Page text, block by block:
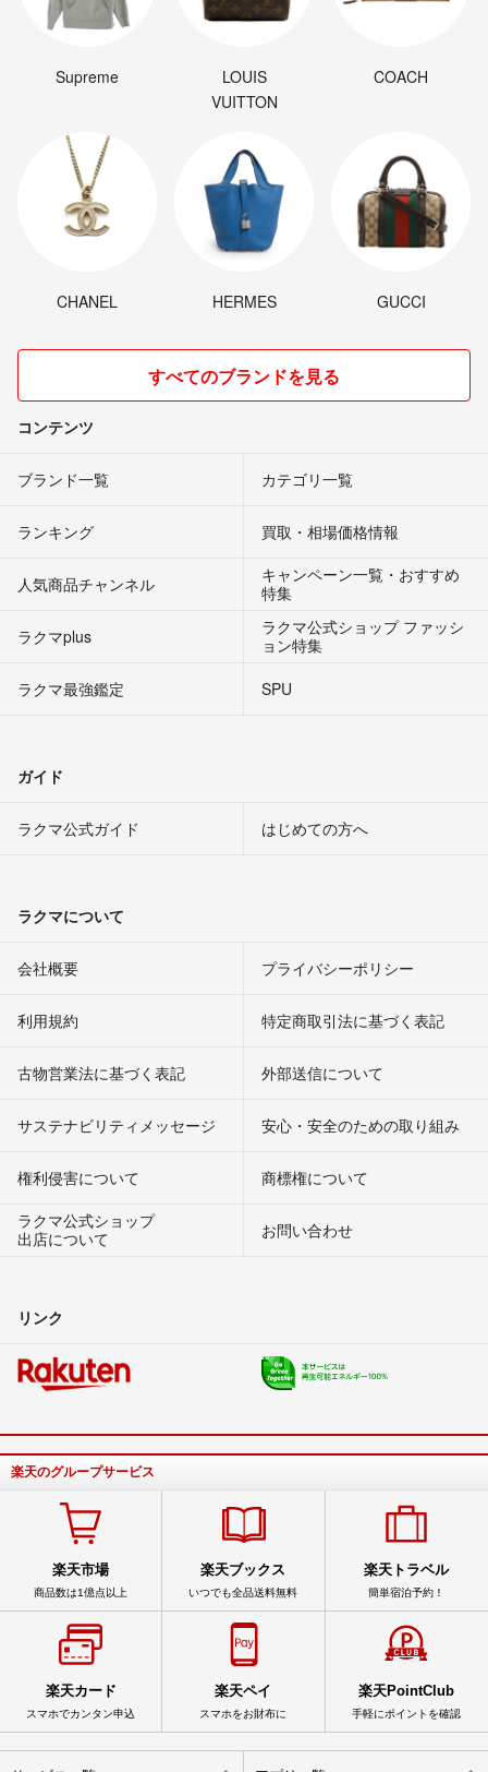
Supreme
LOUIS
VUITTON
COACH
CHANEL HERMES GUCCI
すべてのブランドを見る
コンテンツ
ブランド一覧 カテゴリ一覧
ランキング 買取・相場価格情報
人気商品チャンネル
キャンペーン一覧・おすすめ
特集
ラクマplus
ラクマ公式ショップ ファッシ
ョン特集
ラクマ最強鑑定
SPU
ガイド
ラクマ公式ガイド はじめての方へ
ラクマについて
会社概要 プライバシーポリシー
利用規約 特定商取引法に基づく表記
古物営業法に基づく表記 外部送信について
サステナビリティメッセージ 安心・安全のための取り組み
権利侵害について
商標権について
ラクマ公式ショップ
出店について
お問い合わせ
リンク
楽天のグループサービス
楽天市場
商品数は1億点以上
楽天ブックス
いつでも全品送料無料
楽天トラベル
簡単宿泊予約！
楽天カード
スマホでカンタン申込
楽天ペイ
スマホをお財布に
楽天PointClub
手軽にポイントを確認